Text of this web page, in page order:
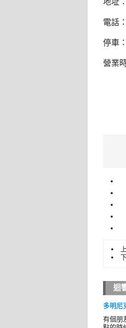
地址
電話
停車
營業
迴
多明尼
有個朋